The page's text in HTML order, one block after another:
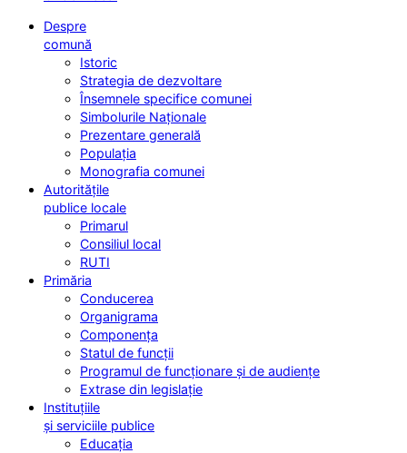
Despre
comună
Istoric
Strategia de dezvoltare
Însemnele specifice comunei
Simbolurile Naționale
Prezentare generală
Populația
Monografia comunei
Autoritățile
publice locale
Primarul
Consiliul local
RUTI
Primăria
Conducerea
Organigrama
Componența
Statul de funcții
Programul de funcționare și de audiențe
Extrase din legislație
Instituțiile
și serviciile publice
Educația